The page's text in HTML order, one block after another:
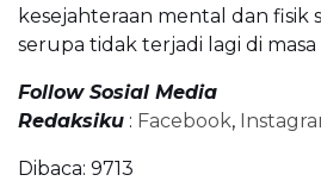
kesejahteraan mental dan fisik
serupa tidak terjadi lagi di masa
Follow Sosial Media
Redaksiku : Facebook,
Dibaca: 9713